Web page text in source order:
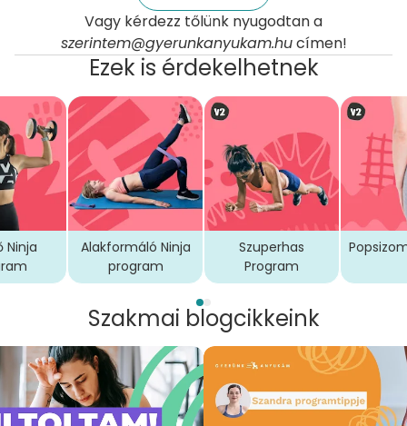
Vagy kérdezz tőlünk nyugodtan a
szerintem@gyerunkanyukam.hucímen!
Ezek is érdekelhetnek
Ninja
Alakformáló Ninja
program
Szuperhas
Program
Szakmai blogcikkeink